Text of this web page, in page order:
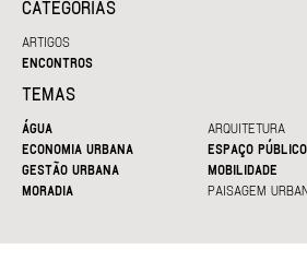
CATEGORIAS
ARTIGOS
ENCONTROS
TEMAS
ÁGUA
ARQUITETURA
ECONOMIA URBANA
ESPAÇO PÚBLICO
GESTÃO URBANA
MOBILIDADE
MORADIA
PAISAGEM